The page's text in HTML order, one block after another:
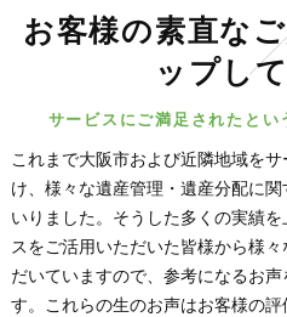
お客様の素直な
ップし
サービスにご満足されたと
これまで大阪市および近隣地域を
け、様々な遺産管理・遺産分配に
いりました。そうした多くの実績
スをご活用いただいた皆様から様
だいていますので、参考になるお
す。これらの生のお声はお客様の